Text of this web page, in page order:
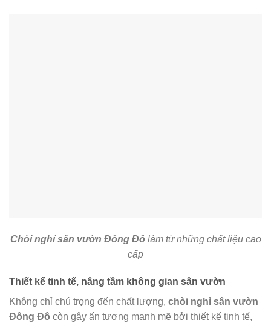
Chòi nghỉ sân vườn Đông Đôlàm từ những chất liệu cao
cấp
Thiết kế tinh tế, nâng tầm không gian sân vườn
Không chỉ chú trọng đến chất lượng, chòi nghỉ sân vườn
Đông Đô còn gây ấn tượng mạnh mẽ bởi thiết kế tinh tế,